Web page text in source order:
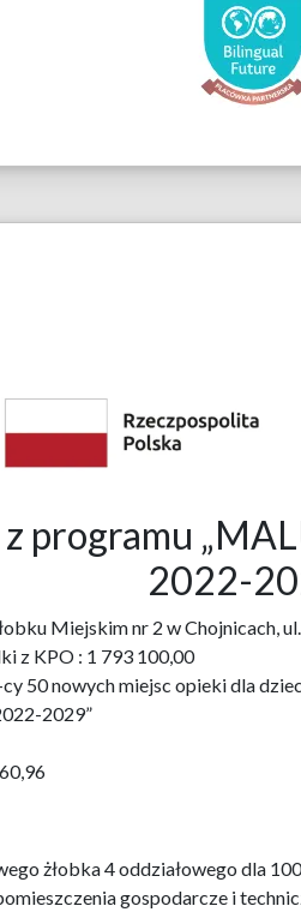
programu
2022-
Miejskim nr 2 w Chojnicach,
z KPO : 1 793 100,00
50 nowych miejsc opieki dla
2029”
żłobka 4 oddziałowego dla
gospodarcze i